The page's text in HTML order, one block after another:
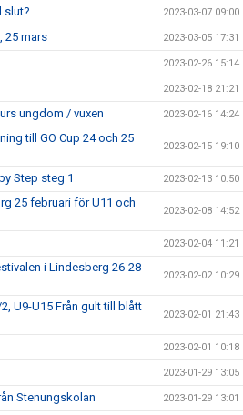
slut? 2023-03-07 09:00
25 mars 2023-03-05 17:31
2023-02-26 15:14
2023-02-18 21:21
ungdom / vuxen 2023-02-16 14:24
till GO Cup 24 och 25
2023-02-15 19:10
Step steg 1 2023-02-13 10:50
25 februari för U11 och
2023-02-08 14:52
2023-02-04 11:21
i Lindesberg 26-28
2023-02-02 10:29
U9-U15 Från gult till blått
2023-02-01 21:43
2023-02-01 10:18
2023-01-29 13:05
Stenungskolan 2023-01-29 13:01